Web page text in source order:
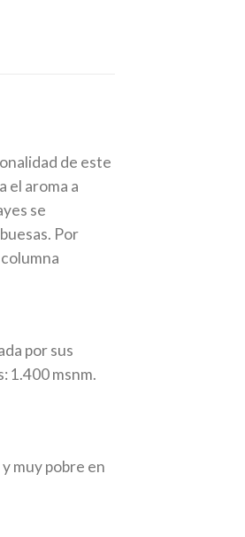
de este
el aroma a
se
Por
por sus
1.400 msnm.
muy pobre en